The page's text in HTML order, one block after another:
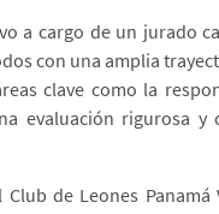
a cargo de un jurado
con una amplia
clave como la
evaluación rigurosa
de Leones